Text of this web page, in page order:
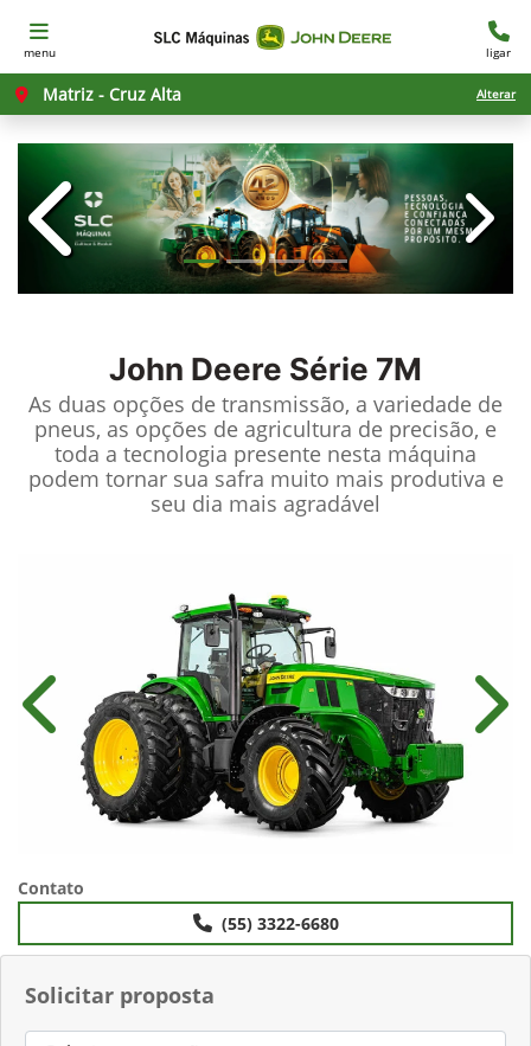
menu ligar
Matriz - Cruz Alta Alterar
templates.template-
John Deere Série 7M
As duas opções de transmissão, a variedade de
pneus, as opções de agricultura de precisão, e
toda a tecnologia presente nesta máquina
podem tornar sua safra muito mais produtiva e
seu dia mais agradável
Solicitar proposta
Anterior
Contato
(55) 3322-6680